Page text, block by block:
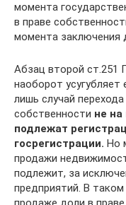
момента
в праве
момента заключения
Абзац второй ст.251
наоборот
лишь случай
собственности не
подлежат
госрегистрации. Но
продажи
подлежит, за
предприятий. В